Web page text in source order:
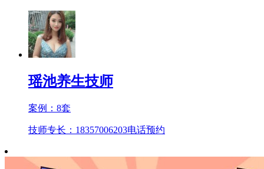
瑶池养生技师
案例： 8套
技师专长：18357006203电话预约